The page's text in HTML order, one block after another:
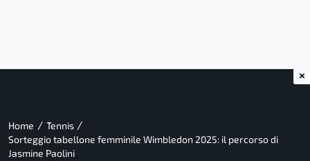
Home / Tennis /
Sorteggio tabellone femminile Wimbledon 2025: il percorso di
Jasmine Paolini
×